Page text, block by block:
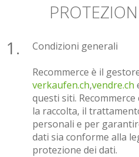
Condizioni generali
Recommerce è il
verkaufen.ch,vendre.ch
questi siti.
la raccolta, il
personali e per
dati sia conforme alla
protezione dei dati.